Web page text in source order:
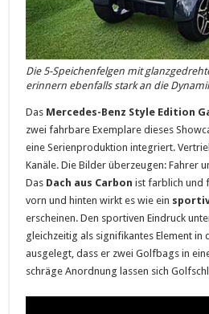
Die 5-Speichenfelgen mit
erinnern ebenfalls stark an die
Das Mercedes-Benz Style Edition
zwei fahrbare Exemplare dieses
eine Serienproduktion integriert.
Kanäle. Die Bilder überzeugen: Fahrer
Das Dach aus Carbon ist farblich und
vorn und hinten wirkt es wie ein
erscheinen. Den sportiven Eindruck
gleichzeitig als signifikantes Element
ausgelegt, dass er zwei Golfbags in
schräge Anordnung lassen sich